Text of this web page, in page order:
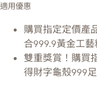
適用優惠
購買指定定價產
合999.9黃金工
雙重獎賞！購買
得財字龜殼999